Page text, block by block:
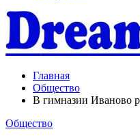
Главная
Общество
В гимназии Иваново
Общество